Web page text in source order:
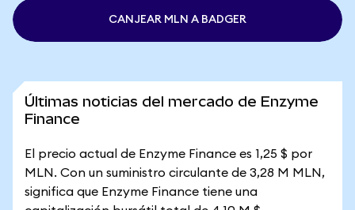
CANJEAR MLN A BADGER
Últimas noticias del mercado de Enzyme
Finance
El precio actual de Enzyme Finance es 1,25 $ por
MLN. Con un suministro circulante de 3,28 M MLN,
significa que Enzyme Finance tiene una